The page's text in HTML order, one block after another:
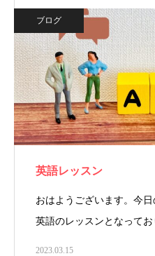
ブログ
英語レッスン
おはようございます。今日
英語のレッスンとなって
2023.03.15